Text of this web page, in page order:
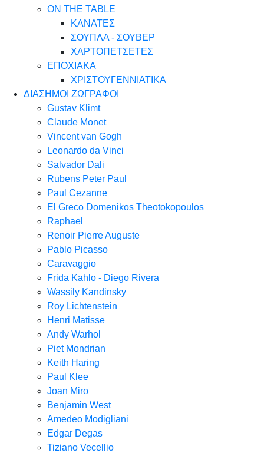
ON THE TABLE
ΚΑΝΑΤΕΣ
ΣΟΥΠΛΑ - ΣΟΥΒΕΡ
ΧΑΡΤΟΠΕΤΣΕΤΕΣ
ΕΠΟΧΙΑΚΑ
ΧΡΙΣΤΟΥΓΕΝΝΙΑΤΙΚΑ
ΔΙΑΣΗΜΟΙ ΖΩΓΡΑΦΟΙ
Gustav Klimt
Claude Monet
Vincent van Gogh
Leonardo da Vinci
Salvador Dali
Rubens Peter Paul
Paul Cezanne
El Greco Domenikos Theotokopoulos
Raphael
Renoir Pierre Auguste
Pablo Picasso
Caravaggio
Frida Kahlo - Diego Rivera
Wassily Kandinsky
Roy Lichtenstein
Henri Matisse
Andy Warhol
Piet Mondrian
Keith Haring
Paul Klee
Joan Miro
Benjamin West
Amedeo Modigliani
Edgar Degas
Tiziano Vecellio